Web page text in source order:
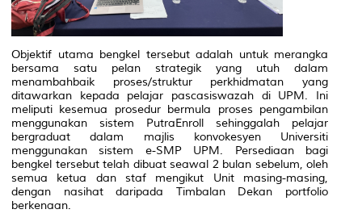
Objektif utama bengkel tersebut adalah untuk merangka
bersama satu pelan strategik yang utuh dalam
menambahbaik proses/struktur perkhidmatan yang
ditawarkan kepada pelajar pascasiswazah di UPM. Ini
meliputi kesemua prosedur bermula proses pengambilan
menggunakan sistem PutraEnroll sehinggalah pelajar
bergraduat dalam majlis konvokesyen Universiti
menggunakan sistem e-SMP UPM. Persediaan bagi
bengkel tersebut telah dibuat seawal 2 bulan sebelum, oleh
semua ketua dan staf mengikut Unit masing-masing,
dengan nasihat daripada Timbalan Dekan portfolio
berkenaan.